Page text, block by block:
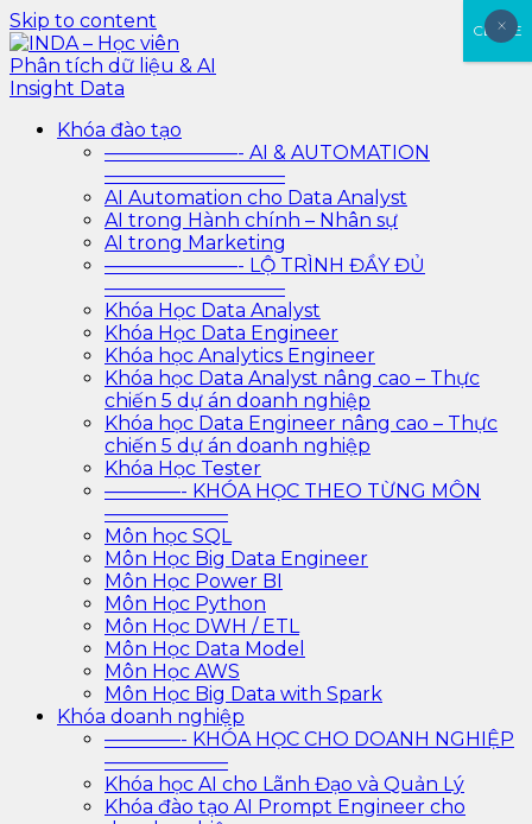
Skip to content
INDA – Học viên Phân tích dữ liệu & AI Insight Data
INDA – Học viện Đào tạo phân tích dữ liệu & AI chuyên
sâu cho ngành ngân hàng – bảo hiểm – chứng khoán
và doanh nghiệp với các project thực tế, cá nhân hóa
lộ trình với AI
Khóa đào tạo
———————- AI & AUTOMATION
—————————–
AI Automation cho Data Analyst
AI trong Hành chính – Nhân sự
AI trong Marketing
———————- LỘ TRÌNH ĐẦY ĐỦ
—————————–
Khóa Học Data Analyst
Khóa Học Data Engineer
Khóa học Analytics Engineer
Khóa học Data Analyst nâng cao – Thực
chiến 5 dự án doanh nghiệp
Khóa học Data Engineer nâng cao – Thực
chiến 5 dự án doanh nghiệp
Khóa Học Tester
————- KHÓA HỌC THEO TỪNG MÔN
——————–
Môn học SQL
Môn Học Big Data Engineer
Môn Học Power BI
Môn Học Python
Môn Học DWH / ETL
Môn Học Data Model
Môn Học AWS
Môn Học Big Data with Spark
Khóa doanh nghiệp
————- KHÓA HỌC CHO DOANH NGHIỆP
——————–
Khóa học AI cho Lãnh Đạo và Quản Lý
Khóa đào tạo AI Prompt Engineer cho
×
CLOSE
×